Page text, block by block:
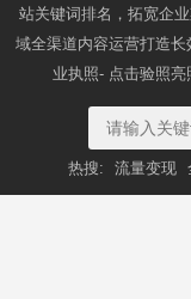
站关键词排名，拓宽企
域全渠道内容运营打造
业执照- 点击验照亮
热搜: 流量变现